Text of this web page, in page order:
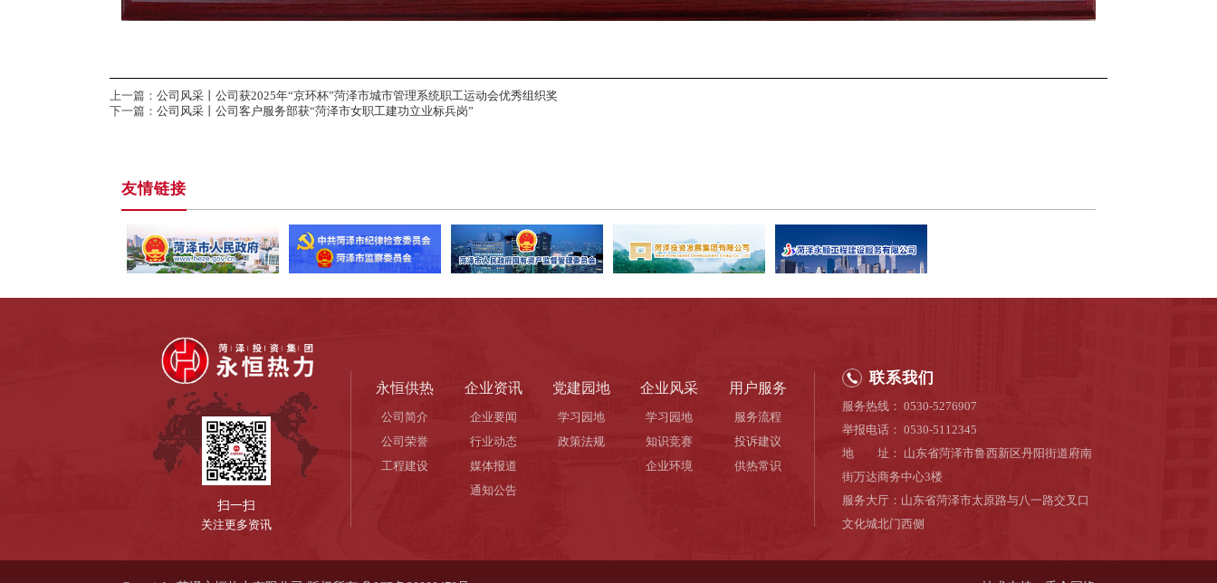
上一篇： 公司风采丨公司获2025年“京环杯”菏泽市城市管理系统职工运动会优秀组织奖
下一篇： 公司风采丨公司客户服务部获“菏泽市女职工建功立业标兵岗”
友情链接
扫一扫
关注更多资讯
永恒供热
公司简介
公司荣誉
工程建设
企业资讯
企业要闻
行业动态
媒体报道
通知公告
党建园地
学习园地
政策法规
企业风采
学习园地
知识竞赛
企业环境
用户服务
服务流程
投诉建议
供热常识
联系我们
服务热线： 0530-5276907
举报电话： 0530-5112345
地 址： 山东省菏泽市鲁西新区丹阳街道府南
街万达商务中心3楼
服务大厅：山东省菏泽市太原路与八一路交叉口
文化城北门西侧